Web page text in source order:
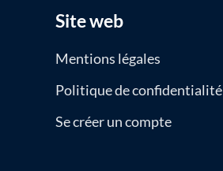
Site web
Mentions légales
Politique de confidentialité
Se créer un compte